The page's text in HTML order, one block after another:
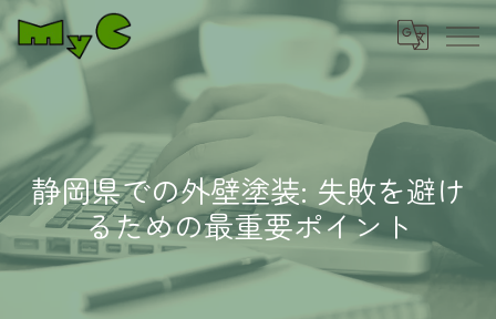
静岡県での外壁塗装: 失敗を避け
るための最重要ポイント